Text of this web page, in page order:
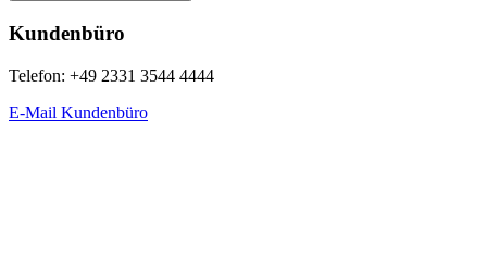
Kundenbüro
Telefon: +49 2331 3544 4444
E-Mail Kundenbüro